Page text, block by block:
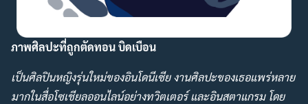
ภาพศิลปะที่ถูกตัดทอน บิดเบือน
เป็นศิลปินหญิงรุ่นใหม่ของอินโดนีเซีย งานศิลปะของเธอแพร่หลาย
มากในสื่อโซเชียลออนไลน์อย่างทวิตเตอร์ และอินสตาแกรม โดย